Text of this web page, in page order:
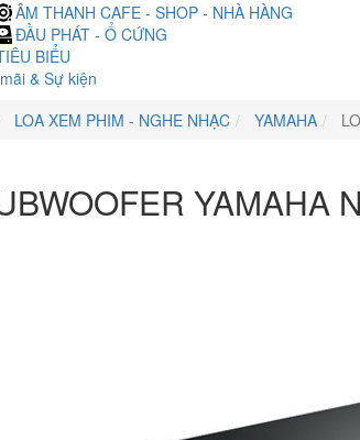
ÂM THANH CAFE - SHOP - NHÀ HÀNG
ĐẦU PHÁT - Ổ CỨNG
BIỂU
& Sự kiện
LOA XEM PHIM - NGHE NHẠC YAMAHA
YAMAHA